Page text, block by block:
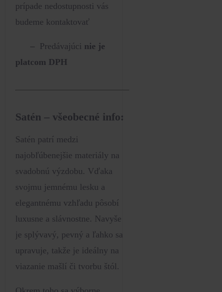
prípade nedostupnosti vás
budeme kontaktovať
– Predávajúci nie je
platcom DPH
Satén – všeobecné info:
Satén patrí medzi
najobľúbenejšie materiály na
svadobnú výzdobu. Vďaka
svojmu jemnému lesku a
elegantnému vzhľadu pôsobí
luxusne a slávnostne. Navyše
je splývavý, pevný a ľahko sa
upravuje, takže je ideálny na
viazanie mašlí či tvorbu štól.